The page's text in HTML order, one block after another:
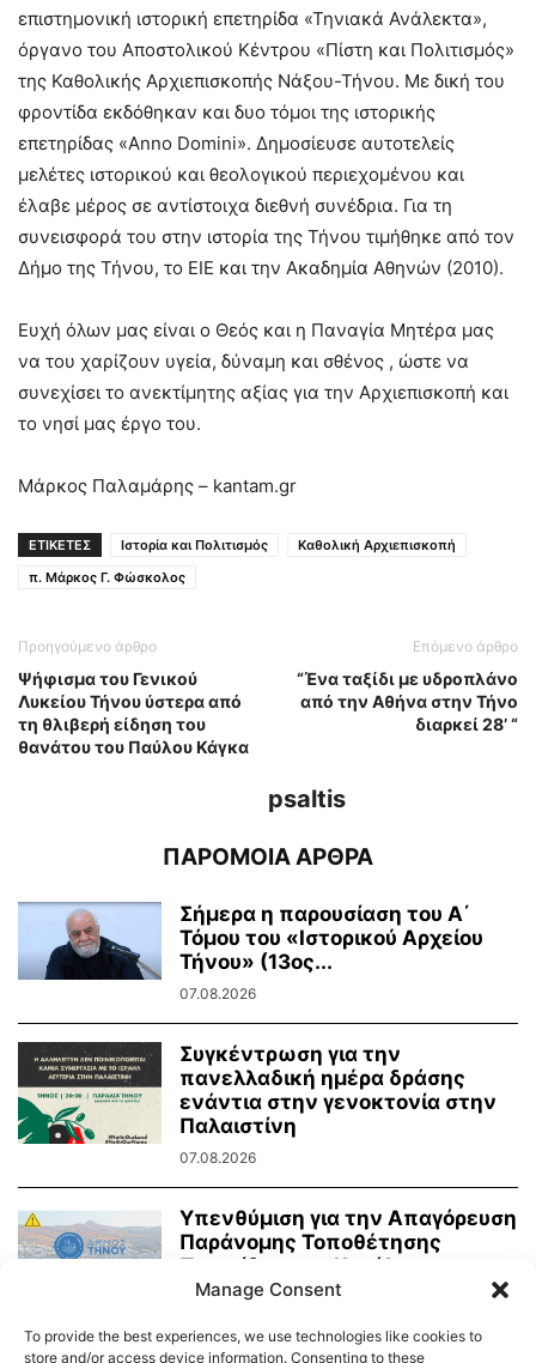
επιστημονική ιστορική επετηρίδα «Τηνιακά Ανάλεκτα»,
όργανο του Αποστολικού Κέντρου «Πίστη και Πολιτισμός»
της Καθολικής Αρχιεπισκοπής Νάξου-Τήνου. Με δική του
φροντίδα εκδόθηκαν και δυο τόμοι της ιστορικής
επετηρίδας «Anno Domini». Δημοσίευσε αυτοτελείς
μελέτες ιστορικού και θεολογικού περιεχομένου και
έλαβε μέρος σε αντίστοιχα διεθνή συνέδρια. Για τη
συνεισφορά του στην ιστορία της Τήνου τιμήθηκε από τον
Δήμο της Τήνου, το ΕΙΕ και την Ακαδημία Αθηνών (2010).
Ευχή όλων μας είναι ο Θεός και η Παναγία Μητέρα μας
να του χαρίζουν υγεία, δύναμη και σθένος , ώστε να
συνεχίσει το ανεκτίμητης αξίας για την Αρχιεπισκοπή και
το νησί μας έργο του.
Μάρκος Παλαμάρης – kantam.gr
ΕΤΙΚΕΤΕΣ Ιστορία και Πολιτισμός
Καθολική Αρχιεπισκοπή
π. Μάρκος Γ. Φώσκολος
Προηγούμενο άρθρο
Ψήφισμα του Γενικού
Λυκείου Τήνου ύστερα από
τη θλιβερή είδηση του
θανάτου του Παύλου Κάγκα
Επόμενο άρθρο
“Ένα ταξίδι με υδροπλάνο
από την Αθήνα στην Τήνο
διαρκεί 28’ “
psaltis
ΠΑΡΟΜΟΙΑ ΑΡΘΡΑ
Σήμερα η παρουσίαση του Α΄
Τόμου του «Ιστορικού Αρχείου
Τήνου» (13ος...
07.08.2026
Συγκέντρωση για την
πανελλαδική ημέρα δράσης
ενάντια στην γενοκτονία στην
Παλαιστίνη
07.08.2026
Υπενθύμιση για την Απαγόρευση
Παράνομης Τοποθέτησης
Πινακίδων και Κατάληψης
Κοινόχρηστων Χώρων
Manage Consent
To provide the best experiences, we use technologies like cookies to
store and/or access device information. Consenting to these